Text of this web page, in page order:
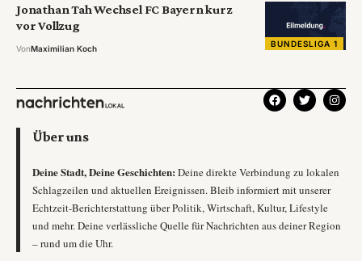
BUNDESLIGA 1
Jonathan Tah Wechsel FC Bayern kurz
vor Vollzug
VonMaximilian Koch
Über uns
Deine Stadt, Deine Geschichten: Deine direkte Verbindung zu lokalen
Schlagzeilen und aktuellen Ereignissen. Bleib informiert mit unserer
Echtzeit-Berichterstattung über Politik, Wirtschaft, Kultur, Lifestyle
und mehr. Deine verlässliche Quelle für Nachrichten aus deiner Region
– rund um die Uhr.